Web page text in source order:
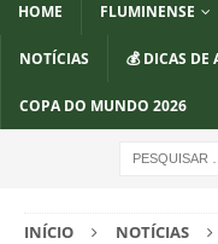
HOME FLUMINENSE
NOTÍCIAS 💰 DICAS DE
COPA DO MUNDO 2026
INÍCIO NOTÍCIAS